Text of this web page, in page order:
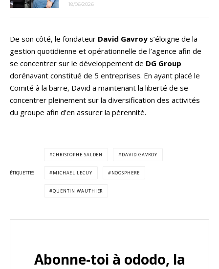
18/06/2026
De son côté, le fondateur David Gavroy s’éloigne de la
gestion quotidienne et opérationnelle de l’agence afin de
se concentrer sur le développement de DG Group
dorénavant constitué de 5 entreprises. En ayant placé le
Comité à la barre, David a maintenant la liberté de se
concentrer pleinement sur la diversification des activités
du groupe afin d’en assurer la pérennité.
ÉTIQUETTES
CHRISTOPHE SALDEN DAVID GAVROY
MICHAEL LECUY NOOSPHERE
QUENTIN WAUTHIER